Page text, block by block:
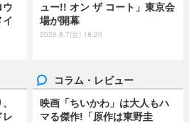
ウ
ュー!! オン ザ コート」東京会
場が開幕
2026.8.7(金) 18:20
レ
コラム・レビュー
映画「ちいかわ」は大人もハ
マる傑作!「原作は東野圭